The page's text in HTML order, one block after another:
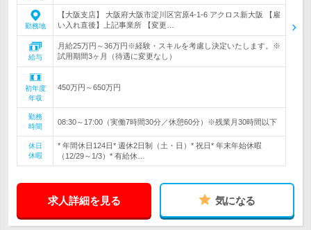
勤務地
【大阪支店】 大阪府大阪市淀川区宮原4-1-6 アクロス新大阪 【雇
い入れ直後】上記事業所 【変更…
給与
月給25万円～36万円※経験・スキルを考慮し決定いたします。※
試用期間3ヶ月（待遇に変更なし）
初年度
年収
450万円～650万円
勤務
時間
08:30～17:00（実働7時間30分／休憩60分）※残業月30時間以下
休日
休暇
* 年間休日124日* 週休2日制（土・日）* 祝日* 年末年始休暇
（12/29～1/3）* 有給休…
求人詳細を見る 気になる